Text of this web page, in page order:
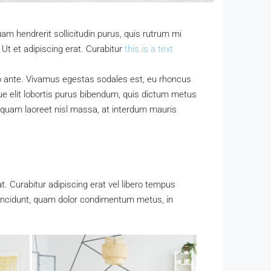
hendrerit sollicitudin purus, quis rutrum mi
et adipiscing erat. Curabitur this is a text
Vivamus egestas sodales est, eu rhoncus
elit lobortis purus bibendum, quis dictum metus
laoreet nisl massa, at interdum mauris
Curabitur adipiscing erat vel libero tempus
quam dolor condimentum metus, in